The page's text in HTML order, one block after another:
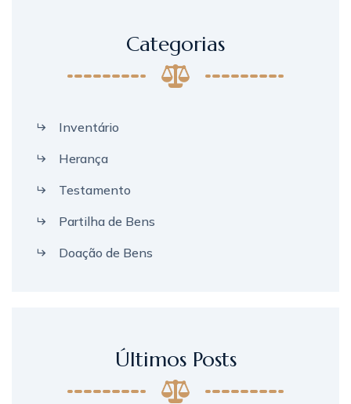
Categorias
Inventário
Herança
Testamento
Partilha de Bens
Doação de Bens
Últimos Posts